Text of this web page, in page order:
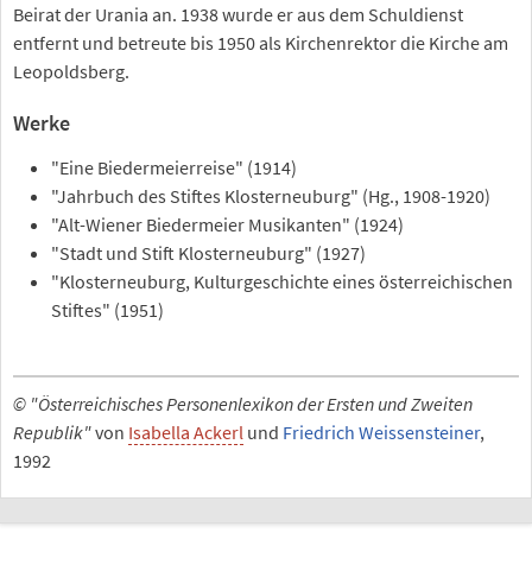
Beirat der Urania an. 1938 wurde er aus dem Schuldienst
entfernt und betreute bis 1950 als Kirchenrektor die Kirche am
Leopoldsberg.
Werke
"Eine Biedermeierreise" (1914)
"Jahrbuch des Stiftes Klosterneuburg" (Hg., 1908-1920)
"Alt-Wiener Biedermeier Musikanten" (1924)
"Stadt und Stift Klosterneuburg" (1927)
"Klosterneuburg, Kulturgeschichte eines österreichischen
Stiftes" (1951)
© "Österreichisches Personenlexikon der Ersten und Zweiten
Republik"von Isabella Ackerl und Friedrich Weissensteiner,
1992